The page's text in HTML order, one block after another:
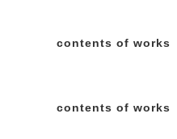
contents of works
contents of works